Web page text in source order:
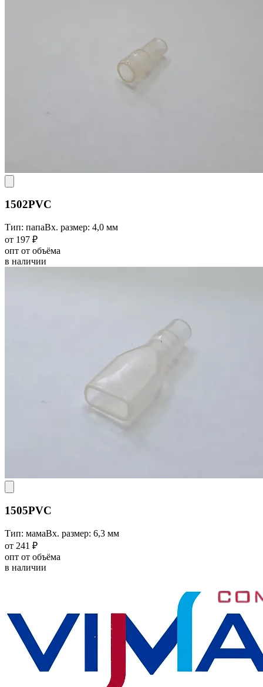
1502PVC
Тип: папаВх. размер: 4,0 мм
от 197 ₽
опт от объёма
в наличии
1505PVC
Тип: мамаВх. размер: 6,3 мм
от 241 ₽
опт от объёма
в наличии